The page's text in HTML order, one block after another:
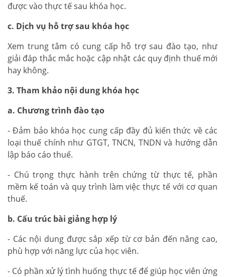
được vào thực tế sau khóa học.
c. Dịch vụ hỗ trợ sau khóa học
Xem trung tâm có cung cấp hỗ trợ sau đào tạo, như
giải đáp thắc mắc hoặc cập nhật các quy định thuế mới
hay không.
3. Tham khảo nội dung khóa học
a. Chương trình đào tạo
- Đảm bảo khóa học cung cấp đầy đủ kiến thức về các
loại thuế chính như GTGT, TNCN, TNDN và hướng dẫn
lập báo cáo thuế.
- Chú trọng thực hành trên chứng từ thực tế, phần
mềm kế toán và quy trình làm việc thực tế với cơ quan
thuế.
b. Cấu trúc bài giảng hợp lý
- Các nội dung được sắp xếp từ cơ bản đến nâng cao,
phù hợp với năng lực của học viên.
- Có phần xử lý tình huống thực tế để giúp học viên ứng